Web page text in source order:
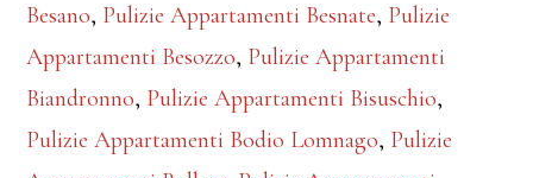
Besano, Pulizie Appartamenti Besnate, Pulizie
Appartamenti Besozzo, Pulizie Appartamenti
Biandronno, Pulizie Appartamenti Bisuschio,
Pulizie Appartamenti Bodio Lomnago, Pulizie